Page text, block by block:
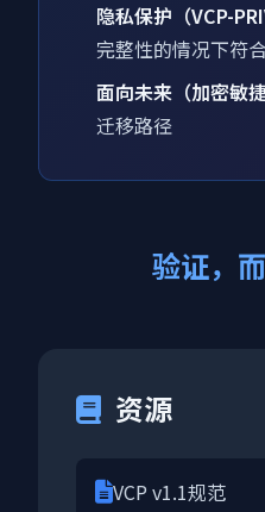
隐私保护（VCP-
完整性的情况下符
面向未来（加密敏捷
迁移路径
验证，
资源
VCP v1.1规范